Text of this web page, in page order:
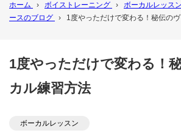
ホーム › ボイストレーニング › ボーカルレッスン
ースのブログ
› 1度やっただけで変わる！秘伝の
1度やっただけで変わる！
カル練習方法
ボーカルレッスン